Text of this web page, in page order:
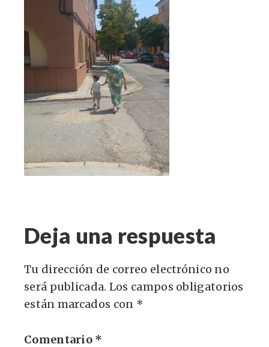
Deja una respuesta
Tu dirección de correo electrónico no
será publicada. Los campos obligatorios
están marcados con *
Comentario *